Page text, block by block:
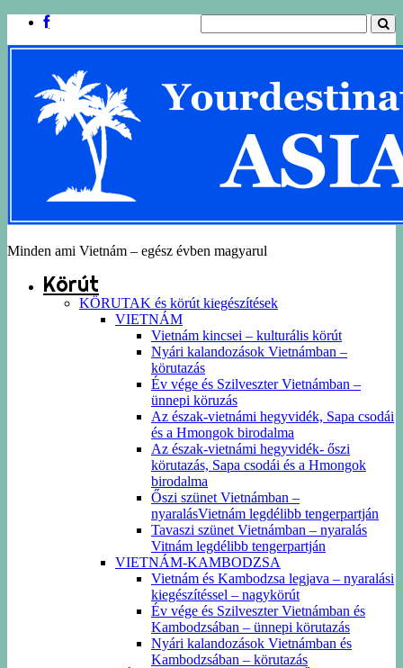
Minden ami Vietnám – egész évben magyarul
Körút
KÖRUTAK és körút kiegészítések
VIETNÁM
Vietnám kincsei – kulturális körút
Nyári kalandozások Vietnámban –
körutazás
Év vége és Szilveszter Vietnámban –
ünnepi köruzás
Az észak-vietnámi hegyvidék, Sapa csodái
és a Hmongok birodalma
Az észak-vietnámi hegyvidék- őszi
körutazás, Sapa csodái és a Hmongok
birodalma
Őszi szünet Vietnámban –
nyaralásVietnám legdélibb tengerpartján
Tavaszi szünet Vietnámban – nyaralás
Vitnám legdélibb tengerpartján
VIETNÁM-KAMBODZSA
Vietnám és Kambodzsa legjava – nyaralási
kiegészítéssel – nagykörút
Év vége és Szilveszter Vietnámban és
Kambodzsában – ünnepi körutazás
Nyári kalandozások Vietnámban és
Kambodzsában – körutazás